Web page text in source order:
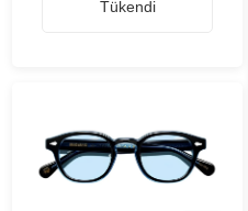
Tükendi